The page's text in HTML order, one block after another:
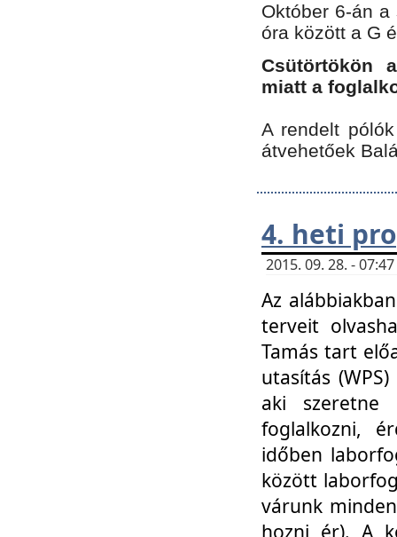
Október 6-án
óra között a G
Csütörtökön
miatt a
A rendelt
átvehetőek
4. heti
2015. 09. 28. -
Az
terveit
Tamás tart
utasítás
aki szeretne
foglalkozni,
időben
között
várunk
hozni ér). A